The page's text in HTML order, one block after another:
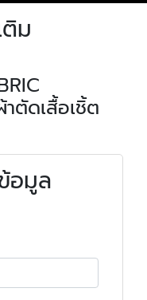
ม
ตัดเสื้อเชิ้ต
อมูล